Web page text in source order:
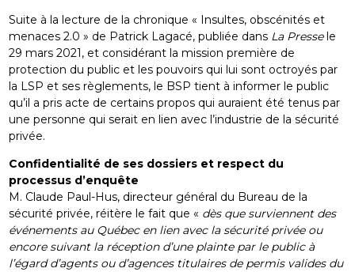
Suite à la lecture de la chronique « Insultes, obscénités et
menaces 2.0 » de Patrick Lagacé, publiée dans La Pressele
29 mars 2021, et considérant la mission première de
protection du public et les pouvoirs qui lui sont octroyés par
la LSP et ses règlements, le BSP tient à informer le public
qu’il a pris acte de certains propos qui auraient été tenus par
une personne qui serait en lien avec l’industrie de la sécurité
privée.
Confidentialité de ses dossiers et respect du
processus d’enquête
M. Claude Paul-Hus, directeur général du Bureau de la
sécurité privée, réitère le fait que « dès que surviennent des
événements au Québec en lien avec la sécurité privée ou
encore suivant la réception d’une plainte par le public à
l’égard d’agents ou d’agences titulaires de permis valides du